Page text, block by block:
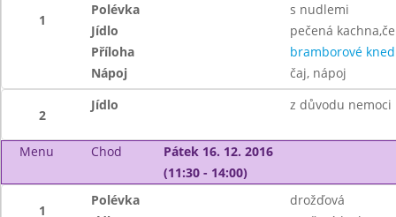
1
Polévka
s nudlemi
Jídlo
pečená
Příloha
bramborové
Nápoj
čaj, nápoj
2
Jídlo z důvodu nemoci
Menu Chod
Pátek 16. 12. 2016
(11:30 - 14:00)
1
Polévka
drožďová